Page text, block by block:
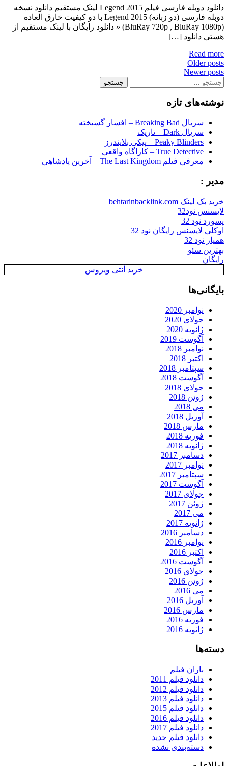
دانلود دوبله فارسی فیلم Legend 2015 لینک مستقیم دانلود نسخه
دوبله فارسی (دو زبانه) Legend 2015 با دو کیفیت خارق العاده
(BluRay 720p , BluRay 1080p) « دانلود رایگان با لینک مستقیم از
هستی دانلود […]
Read more
Posts
navigation
Older posts
Newer posts
جستجو
نوشته‌های تازه
سریال Breaking Bad – افسار گسیخته
سریال Dark – تاریک
Peaky Blinders – پیکی بلایندرز
True Detective – کاراگاه واقعی
معرفی فیلم The Last Kingdom – آخرین پادشاهی
مدیر :
خرید بک لینک behtarinbacklink.com
لایسنس نود32
پسورد نود 32
اوکلی لایسنس رایگان نود 32
همیار نود 32
بهترین سئو
رایگان
خرید آنتی ویروس
بایگانی‌ها
نوامبر 2020
جولای 2020
ژانویه 2020
آگوست 2019
نوامبر 2018
اکتبر 2018
سپتامبر 2018
آگوست 2018
جولای 2018
ژوئن 2018
می 2018
آوریل 2018
مارس 2018
فوریه 2018
ژانویه 2018
دسامبر 2017
نوامبر 2017
سپتامبر 2017
آگوست 2017
جولای 2017
ژوئن 2017
می 2017
ژانویه 2017
دسامبر 2016
نوامبر 2016
اکتبر 2016
آگوست 2016
جولای 2016
ژوئن 2016
می 2016
آوریل 2016
مارس 2016
فوریه 2016
ژانویه 2016
دسته‌ها
باران فیلم
دانلود فیلم 2011
دانلود فیلم 2012
دانلود فیلم 2013
دانلود فیلم 2015
دانلود فیلم 2016
دانلود فیلم 2017
دانلود فیلم جدید
دسته‌بندی نشده